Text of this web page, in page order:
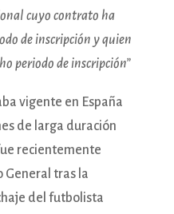
cuyo contrato ha
de inscripción y quien
periodo de inscripción”
vigente en España
de larga duración
recientemente
General tras la
del futbolista